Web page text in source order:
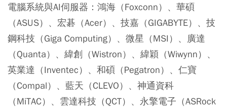
電腦系統與AI伺服器： 鴻海（Foxconn）、華碩
（ASUS）、宏碁（Acer）、技嘉（GIGABYTE）、技
鋼科技（Giga Computing）、微星（MSI）、廣達
（Quanta）、緯創（Wistron）、緯穎（Wiwynn）、
英業達（Inventec）、和碩（Pegatron）、仁寶
（Compal）、藍天（CLEVO）、神通資科
（MiTAC）、雲達科技（QCT）、永擎電子（ASRock